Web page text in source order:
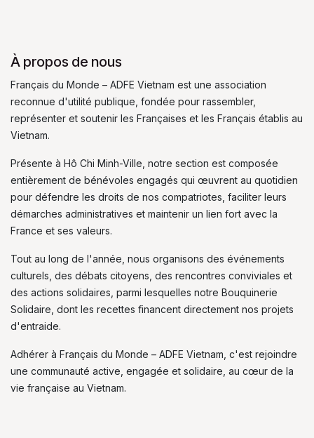
À propos de nous
Français du Monde – ADFE Vietnam est une association
reconnue d'utilité publique, fondée pour rassembler,
représenter et soutenir les Françaises et les Français établis au
Vietnam.
Présente à Hô Chi Minh-Ville, notre section est composée
entièrement de bénévoles engagés qui œuvrent au quotidien
pour défendre les droits de nos compatriotes, faciliter leurs
démarches administratives et maintenir un lien fort avec la
France et ses valeurs.
Tout au long de l'année, nous organisons des événements
culturels, des débats citoyens, des rencontres conviviales et
des actions solidaires, parmi lesquelles notre Bouquinerie
Solidaire, dont les recettes financent directement nos projets
d'entraide.
Adhérer à Français du Monde – ADFE Vietnam, c'est rejoindre
une communauté active, engagée et solidaire, au cœur de la
vie française au Vietnam.